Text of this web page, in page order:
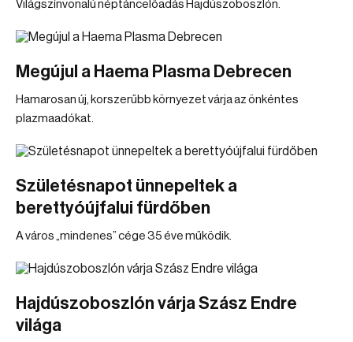
Világszínvonalú néptáncelőadás Hajdúszoboszlón.
Megújul a Haema Plasma Debrecen
Hamarosan új, korszerűbb környezet várja az önkéntes
plazmaadókat.
Születésnapot ünnepeltek a
berettyóújfalui fürdőben
A város „mindenes” cége 35 éve működik.
Hajdúszoboszlón várja Szász Endre
világa